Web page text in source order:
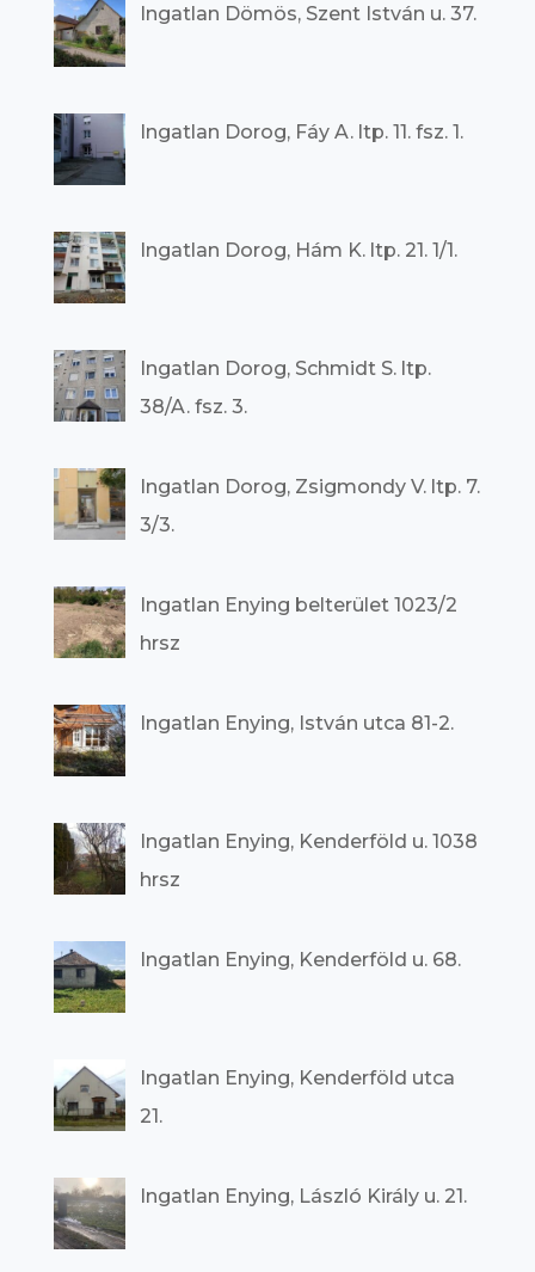
Ingatlan Dömös, Szent István u. 37.
Ingatlan Dorog, Fáy A. ltp. 11. fsz. 1.
Ingatlan Dorog, Hám K. ltp. 21. 1/1.
Ingatlan Dorog, Schmidt S. ltp.
38/A. fsz. 3.
Ingatlan Dorog, Zsigmondy V. ltp. 7.
3/3.
Ingatlan Enying belterület 1023/2
hrsz
Ingatlan Enying, István utca 81-2.
Ingatlan Enying, Kenderföld u. 1038
hrsz
Ingatlan Enying, Kenderföld u. 68.
Ingatlan Enying, Kenderföld utca
21.
Ingatlan Enying, László Király u. 21.